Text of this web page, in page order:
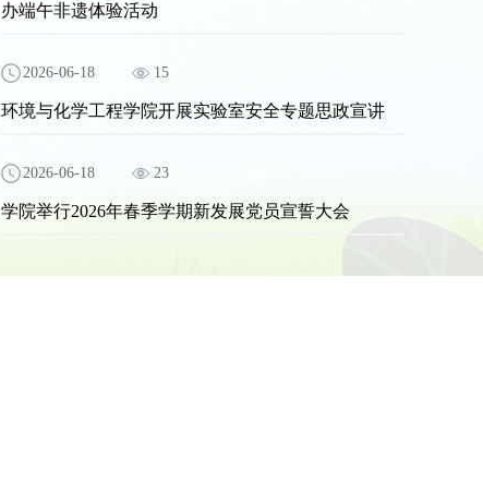
办端午非遗体验活动
2026-06-18 15
环境与化学工程学院开展实验室安全专题思政宣讲
2026-06-18 23
学院举行2026年春季学期新发展党员宣誓大会